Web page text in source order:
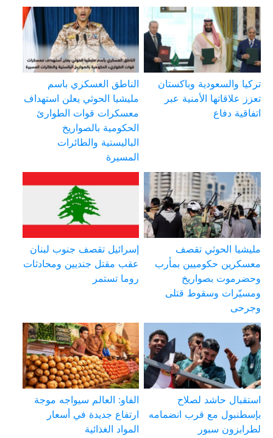
تركيا والسعودية وباكستان
تعزز علاقاتها الأمنية عبر
اتفاقية دفاع
الناطق العسكري باسم
مليشيا الحوثي يعلن استهداف
معسكرات قوات الطوارئ
الحكومية بالصواريخ
الباليستية والطائرات
المسيرة
مليشيا الحوثي تقصف
معسكرين حكوميين بمأرب
وحضرموت بصواريخ
ومسيّرات وسقوط قتلى
وجرحى
إسرائيل تقصف جنوب لبنان
عقب مقتل جنديين ومحادثات
روما تستمر
استقبال حاشد لصلاح
بإسطنبول مع قرب انضمامه
لطرابزون سبور
الفاو: العالم سيواجه موجة
ارتفاع جديدة في أسعار
المواد الغذائية